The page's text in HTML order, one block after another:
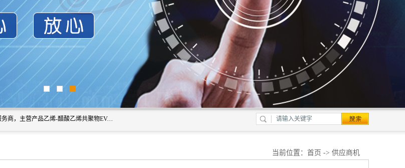
东莞市恒屹国际贸易有限公司（简称：恒屹国际）是一家石化原料综合营销服务商，主营产品乙烯-醋酸乙烯共聚物EVA、聚酰胺PA（尼龙）、醚酯型热塑弹性体TPEE等，公司秉承以市场为导向的战略思想，致力于大宗石化原料在中国市场的营销服务业务，为客户提供一站式的全面服务。
当前位置： 首页 -> 供应商机